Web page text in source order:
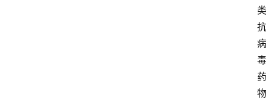
类
抗
病
毒
药
物